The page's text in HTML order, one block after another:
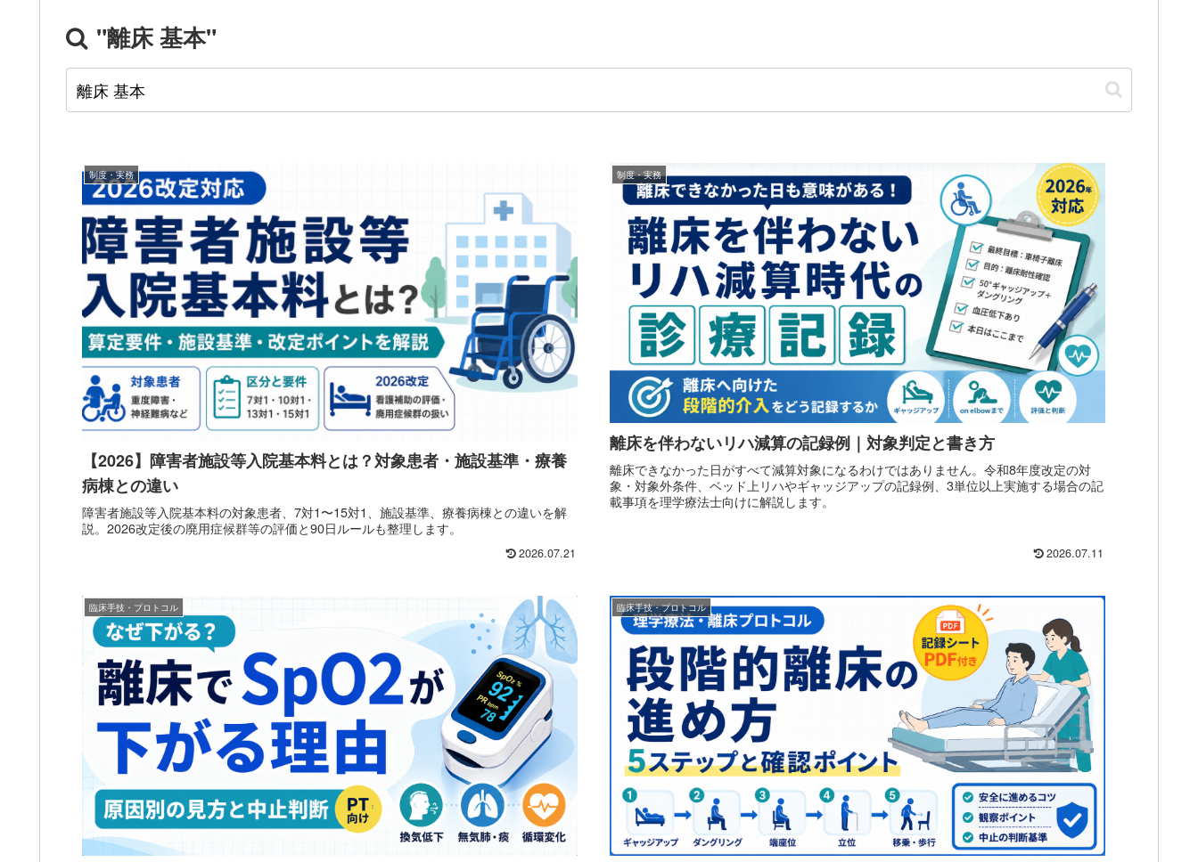
"離床 基本"
制度・実務
【2026】障害者施設等入院基本料とは？対象患者・施設基準・療養
病棟との違い
障害者施設等入院基本料の対象患者、7対1〜15対1、施設基準、療養病棟との違いを解
説。2026改定後の廃用症候群等の評価と90日ルールも整理します。
2026.07.21
制度・実務
離床を伴わないリハ減算の記録例｜対象判定と書き方
離床できなかった日がすべて減算対象になるわけではありません。令和8年度改定の対
象・対象外条件、ベッド上リハやギャッジアップの記録例、3単位以上実施する場合の記
載事項を理学療法士向けに解説します。
2026.07.11
臨床手技・プロトコル 臨床手技・プロトコル